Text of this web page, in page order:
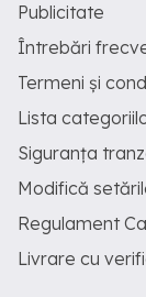
Publicitate
Întrebări
Termeni și
Lista
Siguranța
Modifică
Regulament
Livrare cu